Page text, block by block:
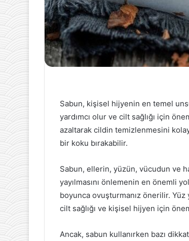
Sabun, kişisel hijyenin en temel
yardımcı olur ve cilt sağlığı için
azaltarak cildin temizlenmesini
bir koku bırakabilir.
Sabun, ellerin, yüzün, vücudun ve
yayılmasını önlemenin en önemli
boyunca ovuşturmanız önerilir.
cilt sağlığı ve kişisel hijyen için
Ancak, sabun kullanırken bazı